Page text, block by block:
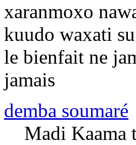
xaranmoxo
kuudo waxati
le bienfait ne
jamais
demba soumaré
Madi Kaama